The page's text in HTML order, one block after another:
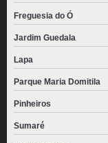
Freguesia do Ó
Jardim Guedala
Lapa
Parque Maria Domitila
Pinheiros
Sumaré